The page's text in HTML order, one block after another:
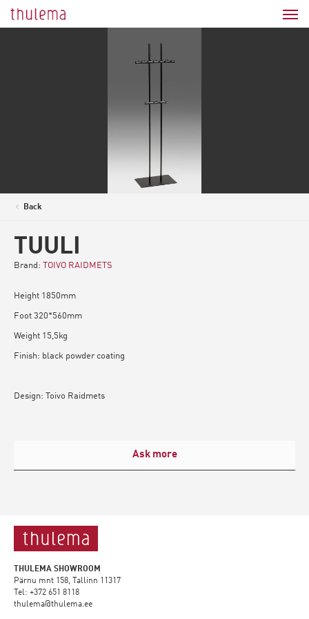
<Back
TUULI
Brand: TOIVO RAIDMETS
Height 1850mm
Foot 320*560mm
Weight 15,5kg
Finish: black powder coating
Design: Toivo Raidmets
Ask more
THULEMA SHOWROOM
Pärnu mnt 158, Tallinn 11317
Tel: +372 651 8118
thulema@thulema.ee